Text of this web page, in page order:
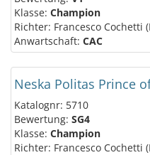
Klasse: Champion
Richter: Francesco Cochetti
Anwartschaft: CAC
Neska Politas Prince
Katalognr: 5710
Bewertung: SG4
Klasse: Champion
Richter: Francesco Cochetti